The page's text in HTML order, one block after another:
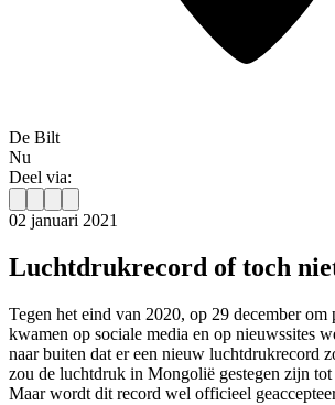
De Bilt
Nu
Deel via:
02 januari 2021
Luchtdrukrecord of toch
Tegen het eind van 2020, op 29 december om
kwamen op sociale media en op nieuwssites
naar buiten dat er een nieuw luchtdrukrecord
zou de luchtdruk in Mongolië gestegen zijn tot
Maar wordt dit record wel officieel